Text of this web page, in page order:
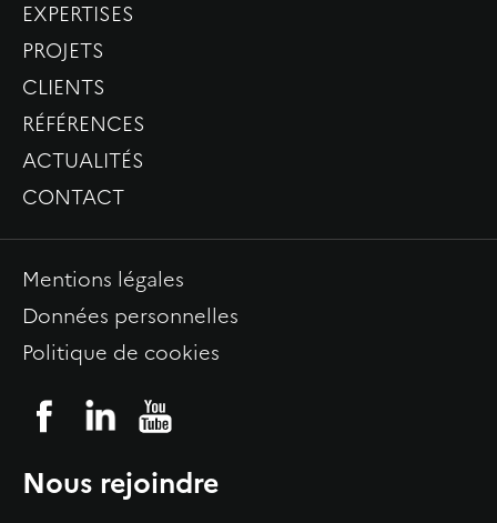
EXPERTISES
PROJETS
CLIENTS
RÉFÉRENCES
ACTUALITÉS
CONTACT
Mentions légales
Données personnelles
Politique de cookies
Nous rejoindre